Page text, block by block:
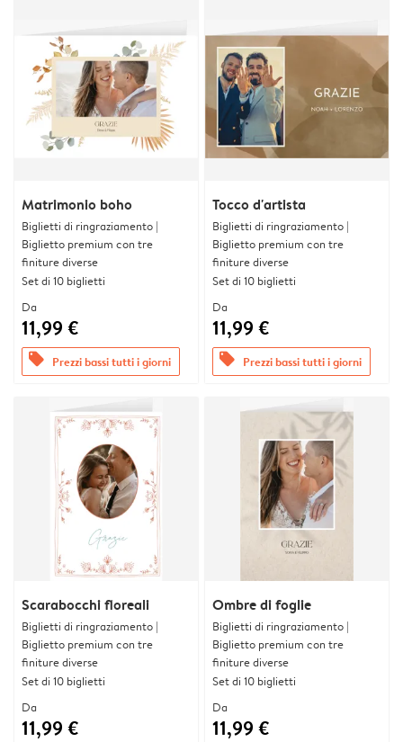
Matrimonio boho
Biglietti di ringraziamento |
Biglietto premium con tre
finiture diverse
Set di 10 biglietti
Da
11,99 €
offers Prezzi bassi tutti i giorni
Tocco d'artista
Biglietti di ringraziamento |
Biglietto premium con tre
finiture diverse
Set di 10 biglietti
Da
11,99 €
offers Prezzi bassi tutti i giorni
Scarabocchi floreali
Biglietti di ringraziamento |
Biglietto premium con tre
finiture diverse
Set di 10 biglietti
Da
11,99 €
Ombre di foglie
Biglietti di ringraziamento |
Biglietto premium con tre
finiture diverse
Set di 10 biglietti
Da
11,99 €